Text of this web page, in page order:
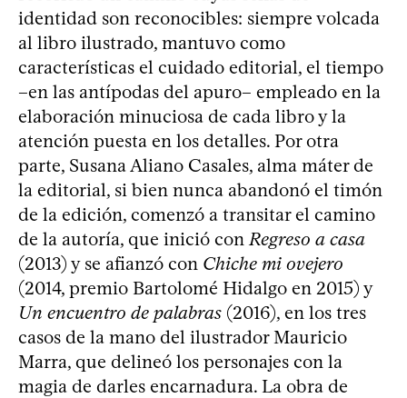
identidad son reconocibles: siempre volcada
al libro ilustrado, mantuvo como
características el cuidado editorial, el tiempo
–en las antípodas del apuro– empleado en la
elaboración minuciosa de cada libro y la
atención puesta en los detalles. Por otra
parte, Susana Aliano Casales, alma máter de
la editorial, si bien nunca abandonó el timón
de la edición, comenzó a transitar el camino
de la autoría, que inició con Regreso a casa
(2013) y se afianzó con Chiche mi ovejero
(2014, premio Bartolomé Hidalgo en 2015) y
Un encuentro de palabras (2016), en los tres
casos de la mano del ilustrador Mauricio
Marra, que delineó los personajes con la
magia de darles encarnadura. La obra de